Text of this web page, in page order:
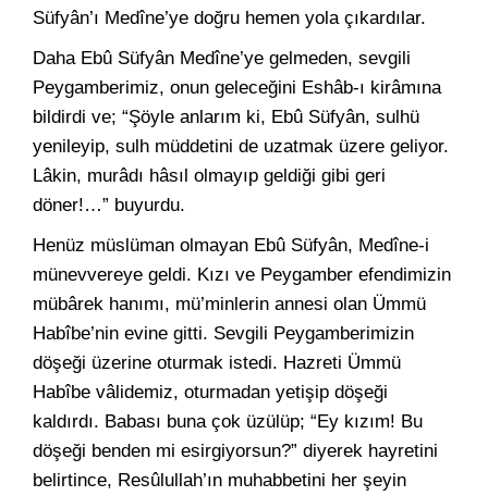
Süfyân’ı Medîne’ye doğru hemen yola çıkardılar.
Daha Ebû Süfyân Medîne’ye gelmeden, sevgili
Peygamberimiz, onun geleceğini Eshâb-ı kirâmına
bildirdi ve; “Şöyle anlarım ki, Ebû Süfyân, sulhü
yenileyip, sulh müddetini de uzatmak üzere geliyor.
Lâkin, murâdı hâsıl olmayıp geldiği gibi geri
döner!…” buyurdu.
Henüz müslüman olmayan Ebû Süfyân, Medîne-i
münevvereye geldi. Kızı ve Peygamber efendimizin
mübârek hanımı, mü’minlerin annesi olan Ümmü
Habîbe’nin evine gitti. Sevgili Peygamberimizin
döşeği üzerine oturmak istedi. Hazreti Ümmü
Habîbe vâlidemiz, oturmadan yetişip döşeği
kaldırdı. Babası buna çok üzülüp; “Ey kızım! Bu
döşeği benden mi esirgiyorsun?” diyerek hayretini
belirtince, Resûlullah’ın muhabbetini her şeyin